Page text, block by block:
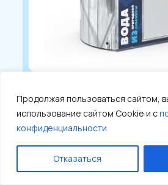
Продолжая пользоваться сайтом,
использование сайтом Cookie и с
конфиденциальности
Отказаться
Торговый автомат
625 000 ₽